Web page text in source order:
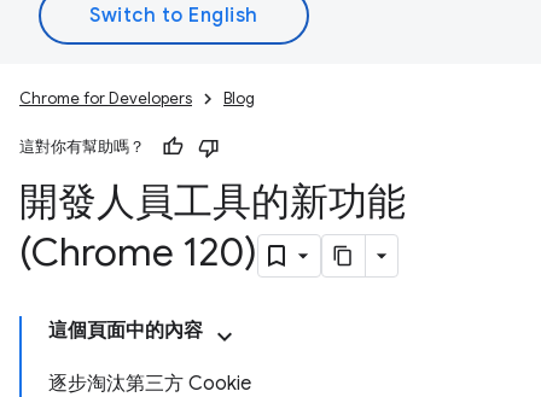
Chrome for Developers Blog
這對你有幫助嗎？
開發人員工具的新功能
(Chrome 120)
這個頁面中的內容
逐步淘汰第三方 Cookie